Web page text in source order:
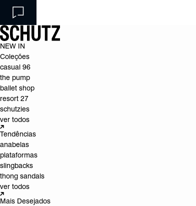
NEW IN
Coleções
casual 96
the pump
ballet shop
resort 27
schutzies
ver todos
Tendências
anabelas
plataformas
slingbacks
thong sandals
ver todos
Mais Desejados